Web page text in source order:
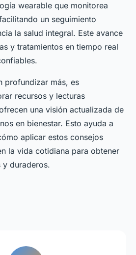
wearable que monitorea
un seguimiento
la salud integral. Este avance
y tratamientos en tiempo real
profundizar más, es
recursos y lecturas
una visión actualizada de
en bienestar. Esto ayuda a
aplicar estos consejos
la vida cotidiana para obtener
y duraderos.